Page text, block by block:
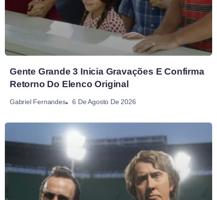
Gente Grande 3 Inicia Gravações E Confirma
Retorno Do Elenco Original
Gabriel Fernandes 6 De Agosto De 2026